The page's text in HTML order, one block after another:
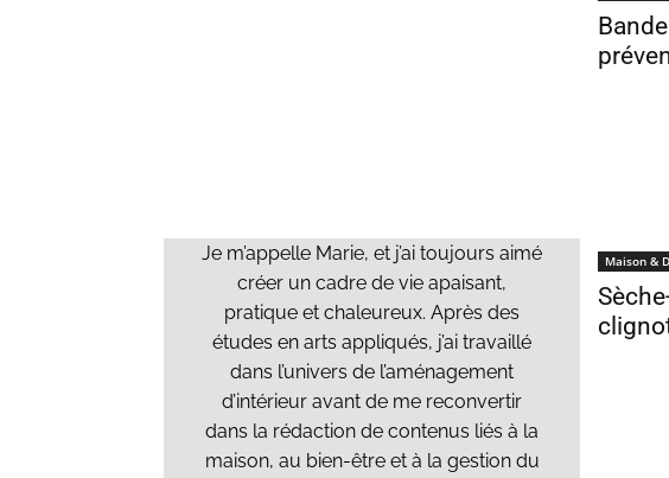
Je m’appelle Marie, et j’ai toujours aimé
créer un cadre de vie apaisant,
pratique et chaleureux. Après des
études en arts appliqués, j’ai travaillé
dans l’univers de l’aménagement
d’intérieur avant de me reconvertir
dans la rédaction de contenus liés à la
maison, au bien-être et à la gestion du
Maison &